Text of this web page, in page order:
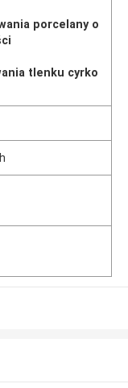
porcelany o
tlenku cyrko